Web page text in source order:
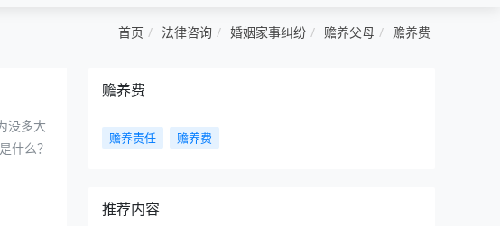
首页 法律咨询 婚姻家事纠纷 赡养父母 赡养费
没多大
什么？
赡养费
赡养责任 赡养费
推荐内容